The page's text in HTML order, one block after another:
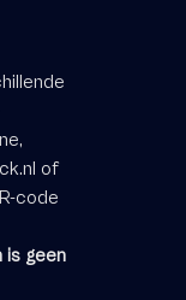
of
code
is geen